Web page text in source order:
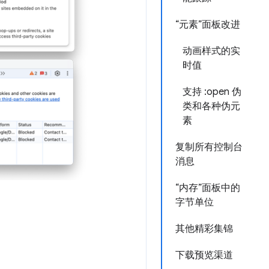
“元素”面板改进
动画样式的实
时值
支持 :open 伪
类和各种伪元
素
复制所有控制台
消息
“内存”面板中的
字节单位
其他精彩集锦
下载预览渠道